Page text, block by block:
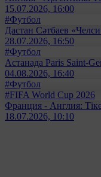
15.07.2026, 16:00
#Футбол
Дастан Сәтбаев
28.07.2026, 16:50
#Футбол
Астанада Paris Saint-
04.08.2026, 16:40
#Футбол
#FIFA World Cup 2026
Франция - Англия:
18.07.2026, 10:10